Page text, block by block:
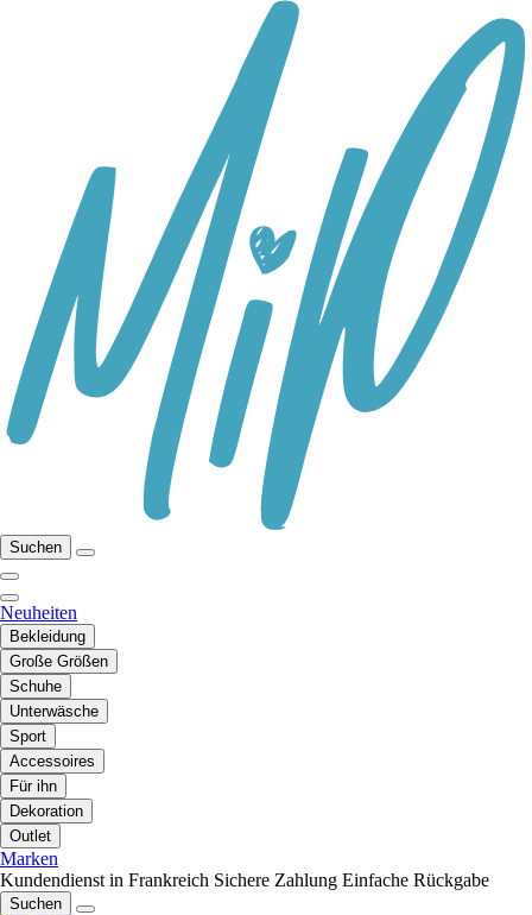
Suchen
Neuheiten
Bekleidung
Große Größen
Schuhe
Unterwäsche
Sport
Accessoires
Für ihn
Dekoration
Outlet
Marken
Kundendienst in Frankreich Sichere Zahlung Einfache Rückgabe
Suchen